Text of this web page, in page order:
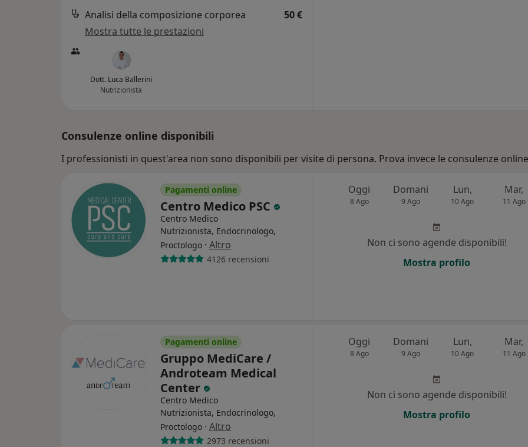
Analisi della composizione corporea
50 €
Mostra tutte le prestazioni
Dott. Luca Ballerini
Nutrizionista
Consulenze online disponibili
I professionisti in quest'area non sono disponibili per visite di persona. Prova invece le consulenze
Pagamenti online
Centro Medico PSC
Centro Medico
Nutrizionista, Endocrinologo,
Proctologo · Altro
4126 recensioni
Oggi
8 Ago
Domani
9 Ago
Lun,
10 Ago
Mar,
11 Ago
Non ci sono agende disponibili!
Mostra profilo
Pagamenti online
Gruppo MediCare /
Androteam Medical
Center
Centro Medico
Nutrizionista, Endocrinologo,
Proctologo · Altro
2973 recensioni
Oggi
8 Ago
Domani
9 Ago
Lun,
10 Ago
Mar,
11 Ago
Non ci sono agende disponibili!
Mostra profilo